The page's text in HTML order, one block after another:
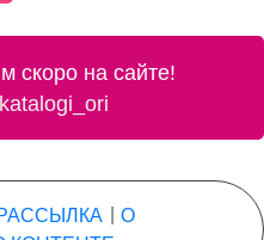
скоро на сайте!
О